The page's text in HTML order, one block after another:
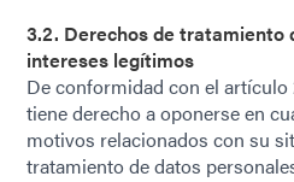
3.2. Derechos de tratamiento
intereses legítimos
De conformidad con el artículo
tiene derecho a oponerse en
motivos relacionados con su
tratamiento de datos